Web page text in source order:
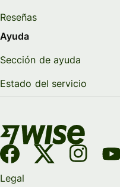
Reseñas
Ayuda
Sección de ayuda
Estado del servicio
Legal